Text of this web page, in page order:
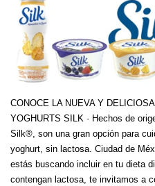
CONOCE LA NUEVA Y
YOGHURTS SILK · Hechos de
Silk®, son una gran opción para
yoghurt, sin lactosa. Ciudad de
estás buscando incluir en tu dieta
contengan lactosa, te invitamos a